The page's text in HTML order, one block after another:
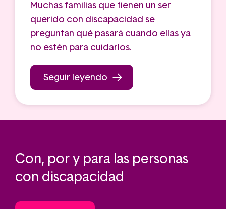
Muchas familias que tienen un ser
querido con discapacidad se
preguntan qué pasará cuando ellas ya
no estén para cuidarlos.
Seguir leyendo
Con, por y para las personas
con discapacidad